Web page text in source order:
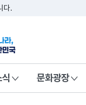
다.
인인 나라
식 문화광장